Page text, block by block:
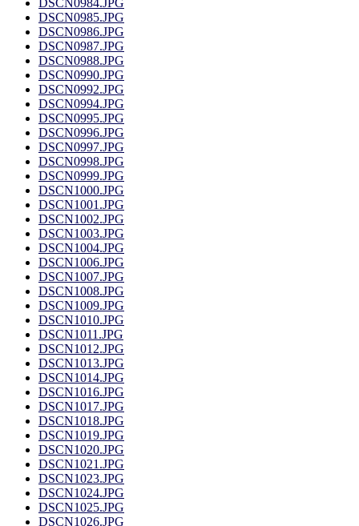
DSCN0984.JPG
DSCN0985.JPG
DSCN0986.JPG
DSCN0987.JPG
DSCN0988.JPG
DSCN0990.JPG
DSCN0992.JPG
DSCN0994.JPG
DSCN0995.JPG
DSCN0996.JPG
DSCN0997.JPG
DSCN0998.JPG
DSCN0999.JPG
DSCN1000.JPG
DSCN1001.JPG
DSCN1002.JPG
DSCN1003.JPG
DSCN1004.JPG
DSCN1006.JPG
DSCN1007.JPG
DSCN1008.JPG
DSCN1009.JPG
DSCN1010.JPG
DSCN1011.JPG
DSCN1012.JPG
DSCN1013.JPG
DSCN1014.JPG
DSCN1016.JPG
DSCN1017.JPG
DSCN1018.JPG
DSCN1019.JPG
DSCN1020.JPG
DSCN1021.JPG
DSCN1023.JPG
DSCN1024.JPG
DSCN1025.JPG
DSCN1026.JPG